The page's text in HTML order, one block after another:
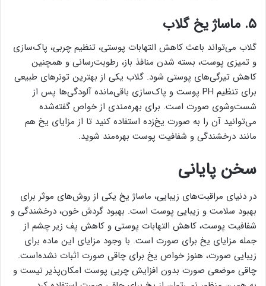
۵. ماساژ یخ گلاب
گلاب می‌تواند باعث کاهش التهابات پوستی، تنظیم چربی، پاک‌سازی
و تمیزی پوست، بسته شدن منافذ باز، رطوبت‌رسانی و همچنین
کاهش تیرگی‌های پوستی شود. گلاب یکی از بهترین تونرهای طبیعی
برای تنظیم PH پوست و پاک‌سازی باقی‌مانده آلودگی‌ها پس از
شست‌وشوی صورت است. برای بهره‌مندی از خواص گفته‌شده
می‌توانید آن را به صورت یخ‌زده استفاده کنید تا از مزایای یخ هم
مانند درخشندگی و شفافیت پوست بهره‌مند شوید.
سخن پایانی
در دنیای مراقبت‌های زیبایی، ماساژ یخ یکی از روش‌های موثر برای
بهبود سلامت و زیبایی پوست است. بهبود گردش خون، درخشندگی و
شفافیت پوست، کاهش التهابات پوستی و کاهش پف زیر چشم از
جمله مزایای یخ برای صورت است. با وجود مزایای این ماده برای
زیبایی صورت، هنوز خواص یخ برای چاقی صورت اثبات نشده‌است.
چاقی موضعی صورت بدون افزایش چربی پوست امکان‌پذیر نیست و